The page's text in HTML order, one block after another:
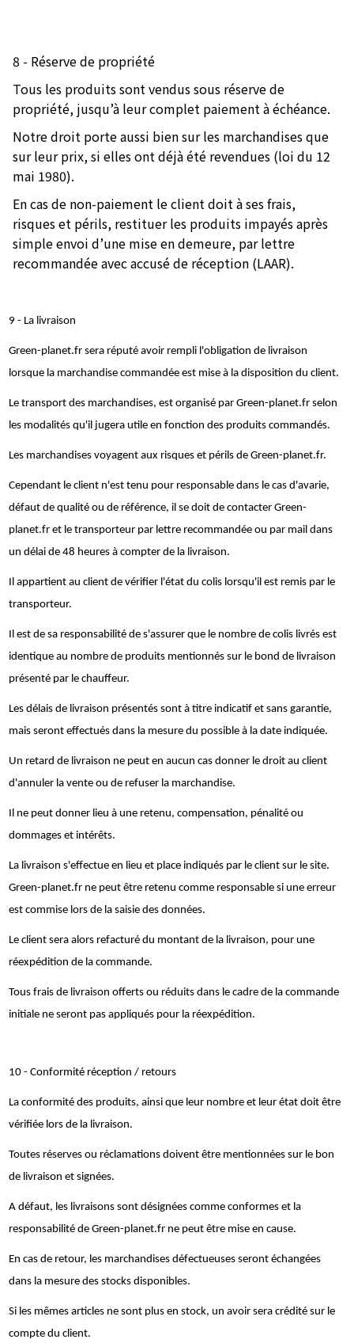
8 - Réserve de propriété
Tous les produits sont vendus sous réserve de
propriété, jusqu’à leur complet paiement à échéance.
Notre droit porte aussi bien sur les marchandises que
sur leur prix, si elles ont déjà été revendues (loi du 12
mai 1980).
En cas de non-paiement le client doit à ses frais,
risques et périls, restituer les produits impayés après
simple envoi d’une mise en demeure, par lettre
recommandée avec accusé de réception (LAAR).
9 - La livraison
Green-planet.fr sera réputé avoir rempli l'obligation de livraison
lorsque la marchandise commandée est mise à la disposition du client.
Le transport des marchandises, est organisé par Green-planet.fr selon
les modalités qu'il jugera utile en fonction des produits commandés.
Les marchandises voyagent aux risques et périls de Green-planet.fr.
Cependant le client n'est tenu pour responsable dans le cas d'avarie,
défaut de qualité ou de référence, il se doit de contacter Green-
planet.fr et le transporteur par lettre recommandée ou par mail dans
un délai de 48 heures à compter de la livraison.
Il appartient au client de vérifier l'état du colis lorsqu'il est remis par le
transporteur.
Il est de sa responsabilité de s'assurer que le nombre de colis livrés est
identique au nombre de produits mentionnés sur le bond de livraison
présenté par le chauffeur.
Les délais de livraison présentés sont à titre indicatif et sans garantie,
mais seront effectués dans la mesure du possible à la date indiquée.
Un retard de livraison ne peut en aucun cas donner le droit au client
d'annuler la vente ou de refuser la marchandise.
Il ne peut donner lieu à une retenu, compensation, pénalité ou
dommages et intérêts.
La livraison s'effectue en lieu et place indiqués par le client sur le site.
Green-planet.fr ne peut être retenu comme responsable si une erreur
est commise lors de la saisie des données.
Le client sera alors refacturé du montant de la livraison, pour une
réexpédition de la commande.
Tous frais de livraison offerts ou réduits dans le cadre de la commande
initiale ne seront pas appliqués pour la réexpédition.
10 - Conformité réception / retours
La conformité des produits, ainsi que leur nombre et leur état doit être
vérifiée lors de la livraison.
Toutes réserves ou réclamations doivent être mentionnées sur le bon
de livraison et signées.
A défaut, les livraisons sont désignées comme conformes et la
responsabilité de Green-planet.fr ne peut être mise en cause.
En cas de retour, les marchandises défectueuses seront échangées
dans la mesure des stocks disponibles.
Si les mêmes articles ne sont plus en stock, un avoir sera crédité sur le
compte du client.